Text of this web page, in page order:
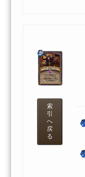
索
引
へ
戻
る